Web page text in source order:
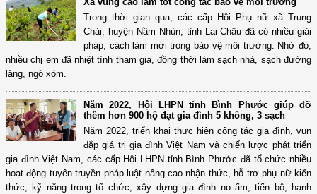
Trong thời gian qua, các cấp Hội Phụ nữ xã Trung
Chải, huyện Nầm Nhùn, tỉnh Lai Châu đã có nhiều giải
pháp, cách làm mới trong bảo vệ môi trường. Nhờ đó,
nhiều chị em đã nhiệt tình tham gia, đồng thời làm sạch nhà, sạch đường
làng, ngõ xóm.
Năm 2022, Hội LHPN tỉnh Bình Phước giúp đỡ
thêm hơn 900 hộ đạt gia đình 5 không, 3 sạch
Năm 2022, triển khai thực hiện công tác gia đình, vun
đắp giá trị gia đình Việt Nam và chiến lược phát triển
gia đình Việt Nam, các cấp Hội LHPN tỉnh Bình Phước đã tổ chức nhiều
hoạt động tuyên truyền pháp luật nâng cao nhận thức, hỗ trợ phụ nữ kiến
thức, kỹ năng trong tổ chức, xây dựng gia đình no ấm, tiến bộ, hạnh